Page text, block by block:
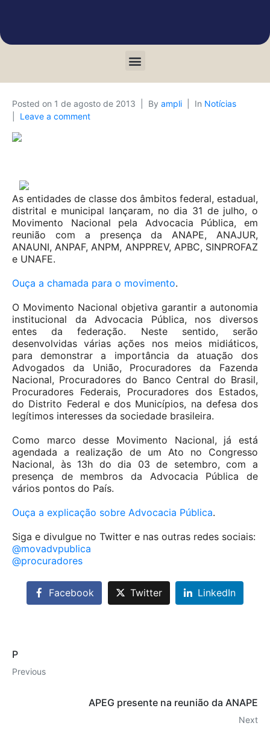
Posted on 1 de agosto de 2013 By ampli In Notícias
Leave a comment
As entidades de classe dos âmbitos federal, estadual,
distrital e municipal lançaram, no dia 31 de julho, o
Movimento Nacional pela Advocacia Pública, em
reunião com a presença da ANAPE, ANAJUR,
ANAUNI, ANPAF, ANPM, ANPPREV, APBC, SINPROFAZ
e UNAFE.
Ouça a chamada para o movimento.
O Movimento Nacional objetiva garantir a autonomia
institucional da Advocacia Pública, nos diversos
entes da federação. Neste sentido, serão
desenvolvidas várias ações nos meios midiáticos,
para demonstrar a importância da atuação dos
Advogados da União, Procuradores da Fazenda
Nacional, Procuradores do Banco Central do Brasil,
Procuradores Federais, Procuradores dos Estados,
do Distrito Federal e dos Municípios, na defesa dos
legítimos interesses da sociedade brasileira.
Como marco desse Movimento Nacional, já está
agendada a realização de um Ato no Congresso
Nacional, às 13h do dia 03 de setembro, com a
presença de membros da Advocacia Pública de
vários pontos do País.
Ouça a explicação sobre Advocacia Pública.
Siga e divulgue no Twitter e nas outras redes sociais:
@movadvpublica
@procuradores
Facebook Twitter LinkedIn
P
Previous
APEG presente na reunião da ANAPE
Next